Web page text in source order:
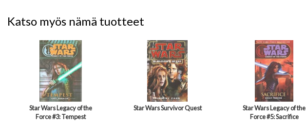
Katso myös nämä tuotteet
Star Wars Legacy of the
Force #3: Tempest
Star Wars Survivor Quest
Star Wars Legacy of the
Force #5: Sacrifice